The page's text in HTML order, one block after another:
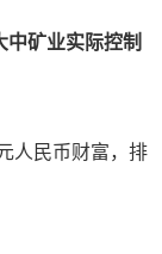
矿业实际控制
人民币财富，排